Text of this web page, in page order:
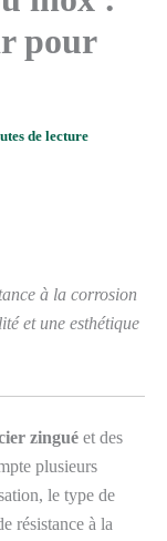
pour
de lecture
à la corrosion
et une esthétique
zingué et des
plusieurs
le type de
résistance à la